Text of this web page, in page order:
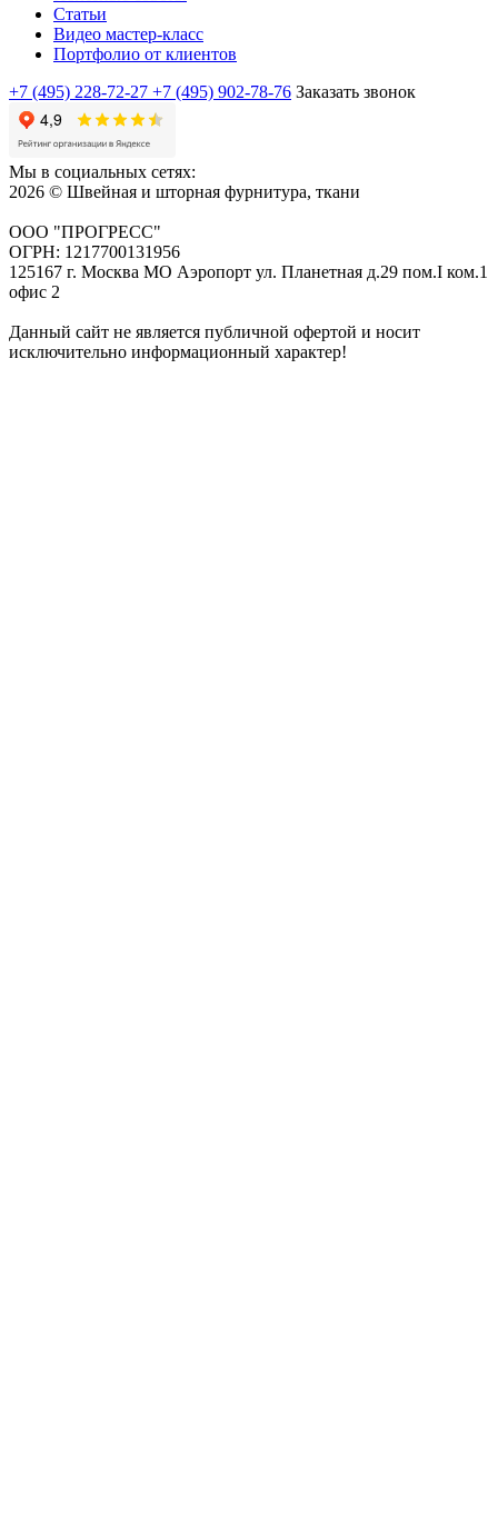
Статьи
Видео мастер-класс
Портфолио от клиентов
+7 (495) 228-72-27 +7 (495) 902-78-76 Заказать звонок
Мы в социальных сетях:
2026 © Швейная и шторная фурнитура, ткани
ООО "ПРОГРЕСС"
ОГРН: 1217700131956
125167 г. Москва МО Аэропорт ул. Планетная д.29 пом.I ком.1
офис 2
Данный сайт не является публичной офертой и носит
исключительно информационный характер!